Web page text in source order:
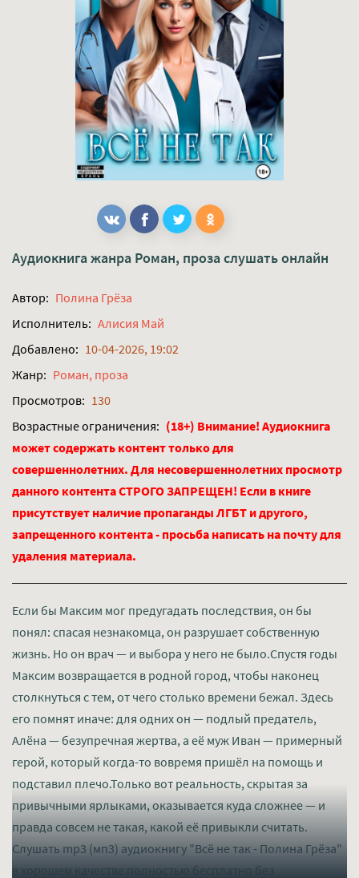
Аудиокнига жанра Роман, проза слушать онлайн
Автор: Полина Грёза
Исполнитель: Алисия Май
Добавлено: 10-04-2026, 19:02
Жанр: Роман, проза
Просмотров: 130
Возрастные ограничения: (18+) Внимание! Аудиокнига
может содержать контент только для
совершеннолетних. Для несовершеннолетних просмотр
данного контента СТРОГО ЗАПРЕЩЕН! Если в книге
присутствует наличие пропаганды ЛГБТ и другого,
запрещенного контента - просьба написать на почту для
удаления материала.
Если бы Максим мог предугадать последствия, он бы
понял: спасая незнакомца, он разрушает собственную
жизнь. Но он врач — и выбора у него не было.Спустя годы
Максим возвращается в родной город, чтобы наконец
столкнуться с тем, от чего столько времени бежал. Здесь
его помнят иначе: для одних он — подлый предатель,
Алёна — безупречная жертва, а её муж Иван — примерный
герой, который когда-то вовремя пришёл на помощь и
подставил плечо.Только вот реальность, скрытая за
привычными ярлыками, оказывается куда сложнее — и
правда совсем не такая, какой её привыкли считать.
Слушать mp3 (мп3) аудиокнигу "Всё не так - Полина Грёза"
в хорошем качестве полностью бесплатно без